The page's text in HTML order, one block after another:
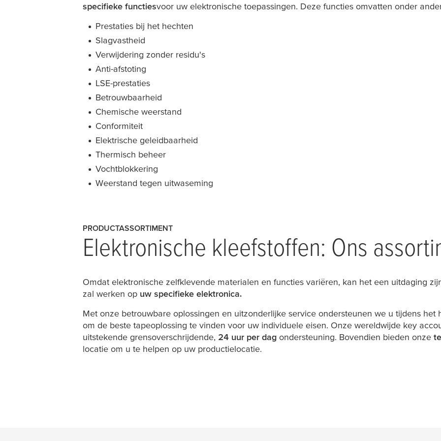
specifieke functiesvoor uw elektronische toepassingen. Deze functies omvatten onder
Prestaties bij het hechten
Slagvastheid
Verwijdering zonder residu's
Anti-afstoting
LSE-prestaties
Betrouwbaarheid
Chemische weerstand
Conformiteit
Elektrische geleidbaarheid
Thermisch beheer
Vochtblokkering
Weerstand tegen uitwaseming
PRODUCTASSORTIMENT
Elektronische kleefstoffen: Ons
Omdat elektronische zelfklevende materialen en functies variëren, kan het een uitdaging
zal werken op uw specifieke elektronica.
Met onze betrouwbare oplossingen en uitzonderlijke service ondersteunen we u tijdens het
om de beste tapeoplossing te vinden voor uw individuele eisen. Onze wereldwijde key
uitstekende grensoverschrijdende, 24 uur per dag ondersteuning. Bovendien bieden onze
locatie om u te helpen op uw productielocatie.